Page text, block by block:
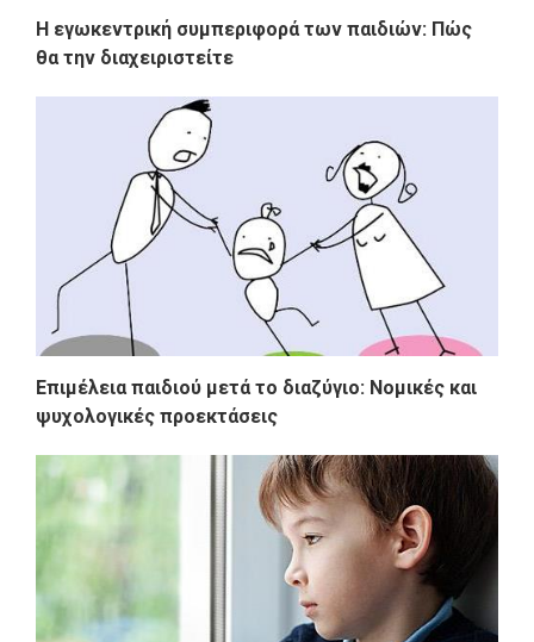
Η εγωκεντρική συμπεριφορά των παιδιών: Πώς
θα την διαχειριστείτε
Επιμέλεια παιδιού μετά το διαζύγιο: Νομικές και
ψυχολογικές προεκτάσεις